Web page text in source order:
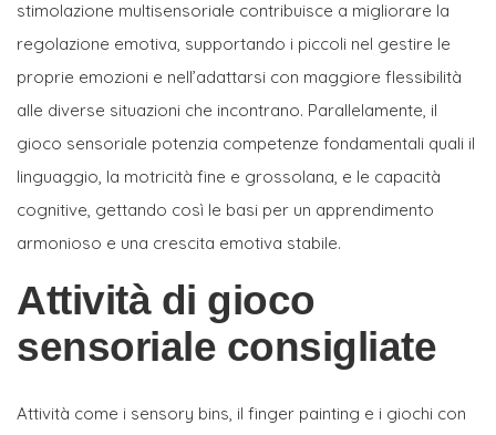
stimolazione multisensoriale contribuisce a migliorare la
regolazione emotiva, supportando i piccoli nel gestire le
proprie emozioni e nell’adattarsi con maggiore flessibilità
alle diverse situazioni che incontrano. Parallelamente, il
gioco sensoriale potenzia competenze fondamentali quali il
linguaggio, la motricità fine e grossolana, e le capacità
cognitive, gettando così le basi per un apprendimento
armonioso e una crescita emotiva stabile.
Attività di gioco
sensoriale consigliate
Attività come i sensory bins, il finger painting e i giochi con